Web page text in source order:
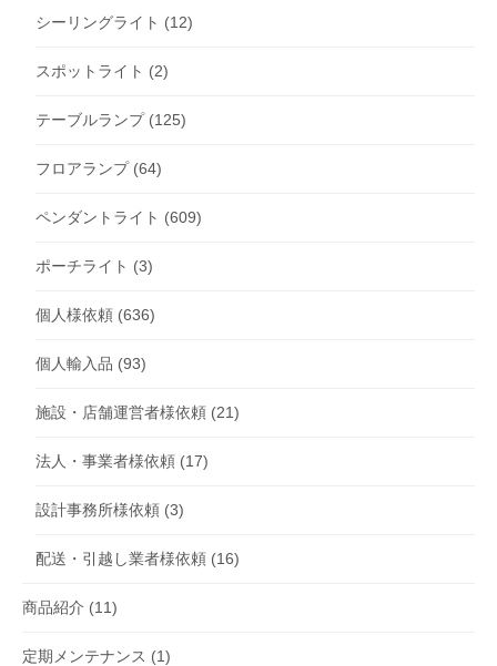
シーリングライト (12)
スポットライト (2)
テーブルランプ(125)
フロアランプ(64)
ペンダントライト (609)
ポーチライト (3)
個人様依頼 (636)
個人輸入品 (93)
施設・店舗運営者様依頼 (21)
法人・事業者様依頼 (17)
設計事務所様依頼 (3)
配送・引越し業者様依頼 (16)
商品紹介 (11)
定期メンテナンス (1)